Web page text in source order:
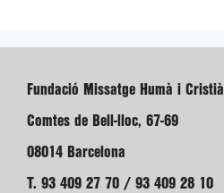
Fundació Missatge Humà i Cristià
Comtes de Bell-lloc, 67-69
08014 Barcelona
T. 93 409 27 70 / 93 409 28 10